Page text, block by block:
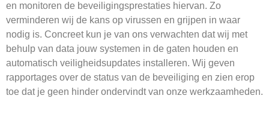
en monitoren de beveiligingsprestaties hiervan. Zo
verminderen wij de kans op virussen en grijpen in waar
nodig is. Concreet kun je van ons verwachten dat wij met
behulp van data jouw systemen in de gaten houden en
automatisch veiligheidsupdates installeren. Wij geven
rapportages over de status van de beveiliging en zien erop
toe dat je geen hinder ondervindt van onze werkzaamheden.